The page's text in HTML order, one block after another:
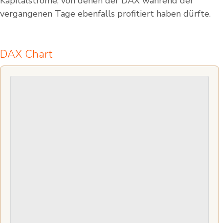
vergangenen Tage ebenfalls profitiert haben dürfte.
DAX Chart